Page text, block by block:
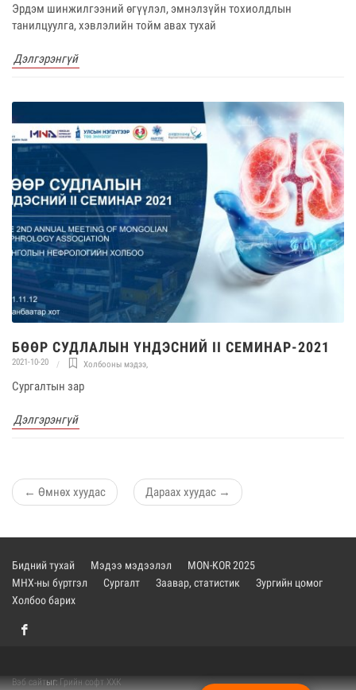
Эрдэм шинжилгээний өгүүлэл, эмнэлзүйн тохиолдлын
танилцуулга, хэвлэлийн тойм авах тухай
Дэлгэрэнгүй
БӨӨР СУДЛАЛЫН ҮНДЭСНИЙ II СЕМИНАР-2021
2021-10-20 Холбооны мэдээ,
Сургалтын зар
Дэлгэрэнгүй
← Өмнөх хуудас Дараах хуудас →
Бидний тухай Мэдээ мэдээлэл
MON-KOR 2025
МНХ-ны бүртгэл
Сургалт Заавар, статистик
Зургийн цомог
Холбоо барих
Вэб сайтыг:Грийн софт ХХК